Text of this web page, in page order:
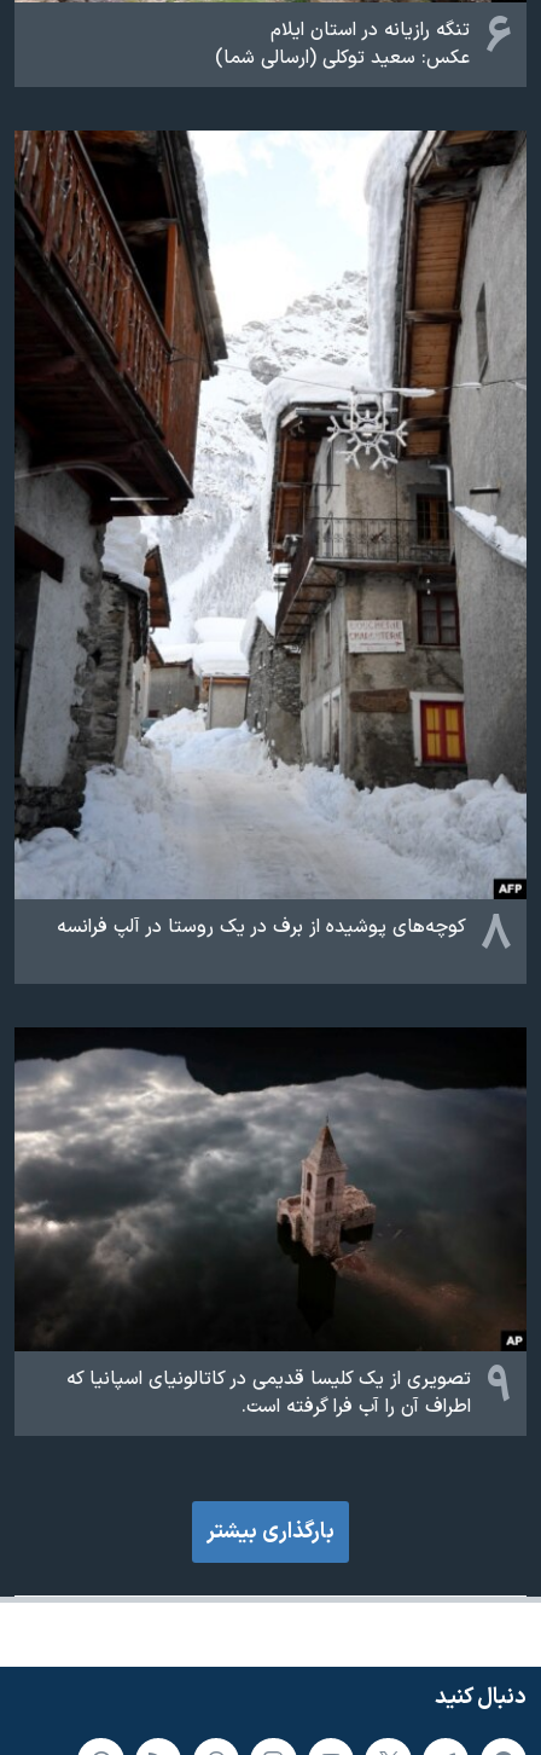
۶ تنگه رازیانه در استان ایلام
عکس: سعید توکلی (ارسالی شما)
۸ کوچه‌های پوشیده از برف در یک روستا در آلپ فرانسه
۹ تصویری از یک کلیسا قدیمی در کاتالونیای اسپانیا که
اطراف آن را آب فرا گرفته است.
بارگذاری بیشتر
دنبال کنید